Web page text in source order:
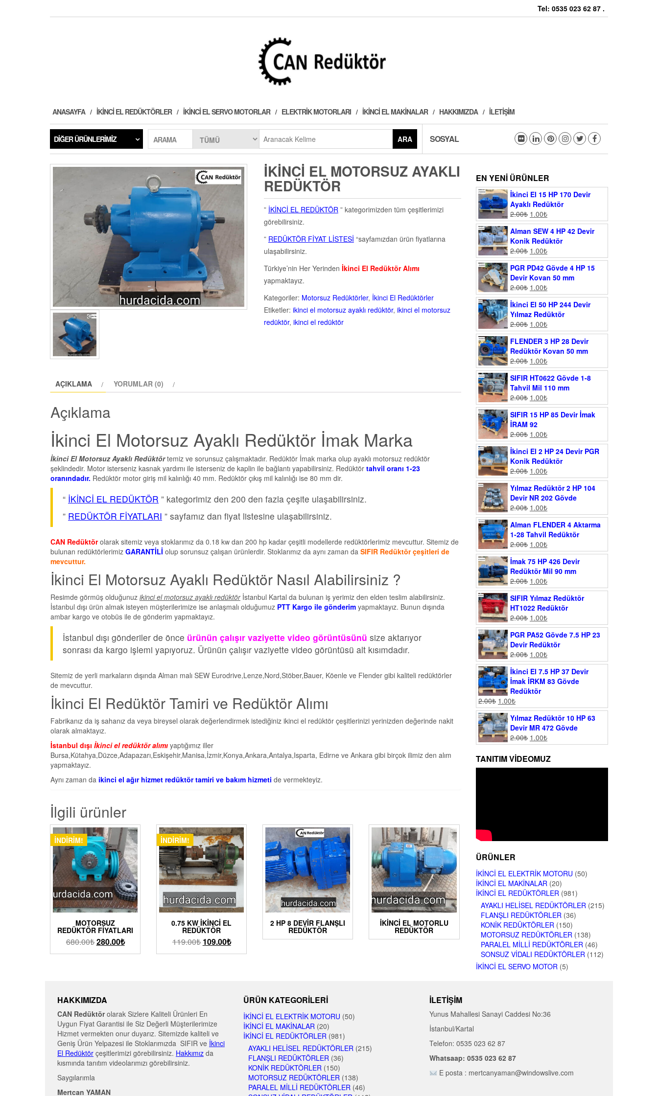
Tel: 0535 023 62 87 .
ANASAYFA İKINCI EL REDÜKTÖRLER İKINCI EL SERVO MOTORLAR ELEKTRIK MOTORLARI İKINCI EL MAKINALAR HAKKIMIZDA İLETIŞIM
DIĞER ÜRÜNLERIMIZ ARAMA ARA SOSYAL
İKINCI EL MOTORSUZ AYAKLI
REDÜKTÖR
” İKİNCİ EL REDÜKTÖR” kategorimizden tüm çeşitlerimizi
görebilirsiniz.
” REDÜKTÖR FİYAT LİSTESİ “sayfamızdan ürün fiyatlarına
ulaşabilirsiniz.
Türkiye’nin Her Yerinden İkinci El Redüktör Alımı
yapmaktayız.
Kategoriler: Motorsuz Redüktörler, İkinci El Redüktörler
Etiketler: ikinci el motorsuz ayaklı redüktör, ikinci el motorsuz
redüktör, ikinci el redüktör
AÇIKLAMA YORUMLAR (0)
Açıklama
İkinci El Motorsuz Ayaklı Redüktör İmak Marka
İkinci El Motorsuz Ayaklı Redüktörtemiz ve sorunsuz çalışmaktadır. Redüktör İmak marka olup ayaklı motorsuz redüktör
şeklindedir. Motor isterseniz kasnak yardımı ile isterseniz de kaplin ile bağlantı yapabilirsiniz. Redüktör tahvil oranı 1-23
oranındadır. Redüktör motor giriş mil kalınlığı 40 mm. Redüktör çıkış mil kalınlığı ise 80 mm dir.
“ İKİNCİ EL REDÜKTÖR ” kategorimiz den 200 den fazla çeşite ulaşabilirsiniz.
” REDÜKTÖR FİYATLARI ” sayfamız dan fiyat listesine ulaşabilirsiniz.
CAN Redüktörolarak sitemiz veya stoklarımız da 0.18 kw dan 200 hp kadar çeşitli modellerde redüktörlerimiz mevcuttur. Sitemiz de
bulunan redüktörlerimiz GARANTİLİ olup sorunsuz çalışan ürünlerdir. Stoklarımız da aynı zaman da SIFIR Redüktör çeşitleri de
mevcuttur.
İkinci El Motorsuz Ayaklı Redüktör Nasıl Alabilirsiniz ?
Resimde görmüş olduğunuz ikinci el motorsuz ayaklı redüktörİstanbul Kartal da bulunan iş yerimiz den elden teslim alabilirsiniz.
İstanbul dışı ürün almak isteyen müşterilerimize ise anlaşmalı olduğumuz PTT Kargo ile gönderim yapmaktayız. Bunun dışında
ambar kargo ve otobüs ile de gönderim yapmaktayız.
İstanbul dışı gönderiler de önce ürünün çalışır vaziyette video görüntüsünü size aktarıyor
sonrası da kargo işlemi yapıyoruz. Ürünün çalışır vaziyette video görüntüsü alt kısımdadır.
Sitemiz de yerli markaların dışında Alman malı SEW Eurodrive,Lenze,Nord,Stöber,Bauer, Köenle ve Flender gibi kaliteli redüktörler
de mevcuttur.
İkinci El Redüktör Tamiri ve Redüktör Alımı
Fabrikanız da iş sahanız da veya bireysel olarak değerlendirmek istediğiniz ikinci el redüktör çeşitlerinizi yerinizden değerinde nakit
olarak almaktayız.
İstanbul dışı İkinci el redüktör alımı yaptığımız iller
Bursa,Kütahya,Düzce,Adapazarı,Eskişehir,Manisa,İzmir,Konya,Ankara,Antalya,Isparta, Edirne ve Ankara gibi birçok ilimiz den alım
yapmaktayız.
Aynı zaman da ikinci el ağır hizmet redüktör tamiri ve bakım hizmeti de vermekteyiz.
İlgili ürünler
İNDIRIM!
MOTORSUZ
REDÜKTÖR FIYATLARI
680.00₺280.00₺
İNDIRIM!
0.75 KW İKINCI EL
REDÜKTÖR
119.00₺ 109.00₺
2 HP 8 DEVIR FLANŞLI
REDÜKTÖR
İKINCI EL MOTORLU
REDÜKTÖR
EN YENI ÜRÜNLER
İkinci El 15 HP 170 Devir
Ayaklı Redüktör
2.00₺ 1.00₺
Alman SEW 4 HP 42 Devir
Konik Redüktör
2.00₺ 1.00₺
PGR PD42 Gövde 4 HP 15
Devir Kovan 50 mm
2.00₺ 1.00₺
İkinci El 50 HP 244 Devir
Yılmaz Redüktör
2.00₺ 1.00₺
FLENDER 3 HP 28 Devir
Redüktör Kovan 50 mm
2.00₺ 1.00₺
SIFIR HT0622 Gövde 1-8
Tahvil Mil 110 mm
2.00₺ 1.00₺
SIFIR 15 HP 85 Devir İmak
İRAM 92
2.00₺ 1.00₺
İkinci El 2 HP 24 Devir PGR
Konik Redüktör
2.00₺ 1.00₺
Yılmaz Redüktör 2 HP 104
Devir NR 202 Gövde
2.00₺ 1.00₺
Alman FLENDER 4 Aktarma
1-28 Tahvil Redüktör
2.00₺ 1.00₺
İmak 75 HP 426 Devir
Redüktör Mil 90 mm
2.00₺ 1.00₺
SIFIR Yılmaz Redüktör
HT1022 Redüktör
2.00₺ 1.00₺
PGR PA52 Gövde 7.5 HP 23
Devir Redüktör
2.00₺ 1.00₺
İkinci El 7.5 HP 37 Devir
İmak İRKM 83 Gövde
Redüktör
2.00₺ 1.00₺
Yılmaz Redüktör 10 HP 63
Devir MR 472 Gövde
2.00₺ 1.00₺
TANITIM VIDEOMUZ
ÜRÜNLER
İKINCI EL ELEKTRIK MOTORU (50)
İKINCI EL MAKINALAR (20)
İKINCI EL REDÜKTÖRLER (981)
AYAKLI HELISEL REDÜKTÖRLER (215)
FLANŞLI REDÜKTÖRLER (36)
KONIK REDÜKTÖRLER (150)
MOTORSUZ REDÜKTÖRLER (138)
PARALEL MILLI REDÜKTÖRLER (46)
SONSUZ VIDALI REDÜKTÖRLER (112)
İKINCI EL SERVO MOTOR (5)
HAKKIMIZDA
CAN Redüktörolarak Sizlere Kaliteli Ürünleri En
Uygun Fiyat Garantisi ile Siz Değerli Müşterilerimize
Hizmet vermekten onur duyarız. Sitemizde kaliteli ve
Geniş Ürün Yelpazesi ile Stoklarımızda SIFIR ve İkinci
El Redüktör çeşitlerimizi görebilirsiniz. Hakkımız da
kısmında tanıtım videolarımızı görebilirsiniz.
Saygılarımla
Mertcan YAMAN
ÜRÜN KATEGORILERI
İKINCI EL ELEKTRIK MOTORU (50)
İKINCI EL MAKINALAR (20)
İKINCI EL REDÜKTÖRLER (981)
AYAKLI HELISEL REDÜKTÖRLER (215)
FLANŞLI REDÜKTÖRLER (36)
KONIK REDÜKTÖRLER (150)
MOTORSUZ REDÜKTÖRLER (138)
PARALEL MILLI REDÜKTÖRLER (46)
İLETIŞIM
Yunus Mahallesi Sanayi Caddesi No:36
İstanbul/Kartal
Telefon: 0535 023 62 87
Whatsaap: 0535 023 62 87
E posta : mertcanyaman@windowslive.com